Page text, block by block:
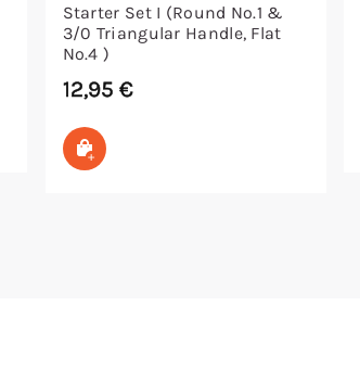
Starter Set I (Round No.1 &
3/0 Triangular Handle, Flat
No.4 )
12,95€
In den Warenkorb